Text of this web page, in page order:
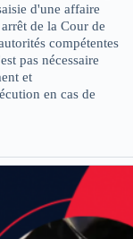
d'une affaire
de la Cour de
compétentes
pas nécessaire
et
en cas de